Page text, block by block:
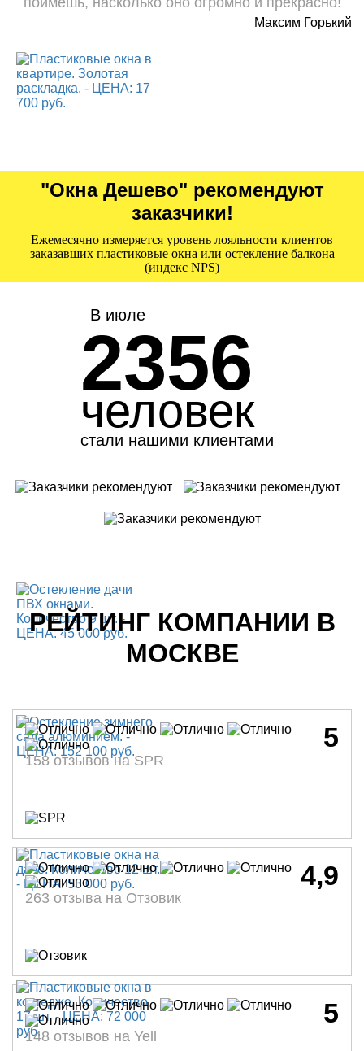
Максим Горький
"Окна Дешево" рекомендуют
заказчики!
Ежемесячно измеряется уровень лояльности клиентов
заказавших пластиковые окна или остекление балкона
(индекс NPS)
В июле
2356
человек
стали нашими клиентами
РЕЙТИНГ КОМПАНИИ В
МОСКВЕ
5
158 отзывов на SPR
4,9
263 отзыва на Отзовик
5
148 отзывов на Yell